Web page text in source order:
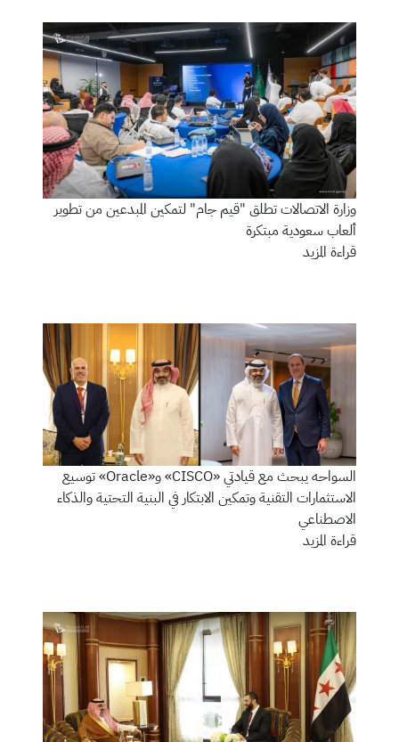
وزارة الاتصالات تطلق "قيم جام" لتمكين المبدعين من تطوير
ألعاب سعودية مبتكرة
قراءة المزيد
السواحه يبحث مع قيادتي «CISCO» و«Oracle» توسيع
الاستثمارات التقنية وتمكين الابتكار في البنية التحتية والذكاء
الاصطناعي
قراءة المزيد